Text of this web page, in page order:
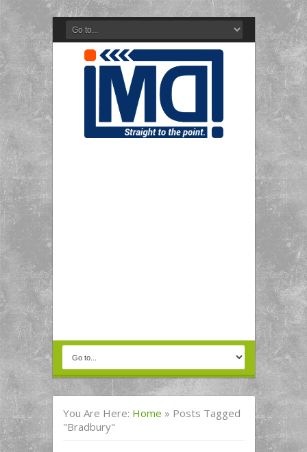
You Are Here: Home » Posts Tagged
"Bradbury"